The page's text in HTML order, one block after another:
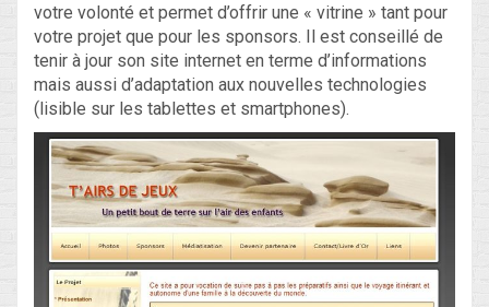
votre volonté et permet d’offrir une « vitrine » tant pour
votre projet que pour les sponsors. Il est conseillé de
tenir à jour son site internet en terme d’informations
mais aussi d’adaptation aux nouvelles technologies
(lisible sur les tablettes et smartphones).